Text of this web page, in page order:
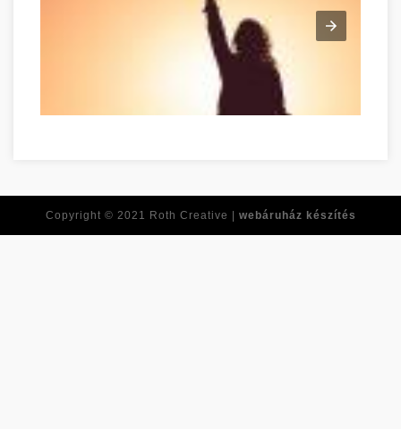
Copyright © 2021 Roth Creative | webáruház készítés